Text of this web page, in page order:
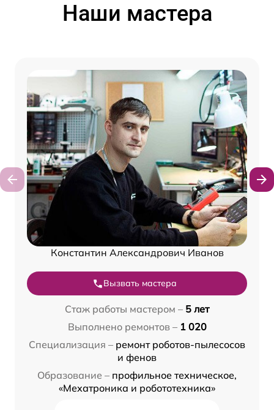
Наши мастера
Константин Александрович Иванов
Вызвать мастера
Стаж работы мастером – 5 лет
Выполнено ремонтов – 1 020
Специализация – ремонт роботов-пылесосов
и фенов
Образование – профильное техническое,
«Мехатроника и робототехника»